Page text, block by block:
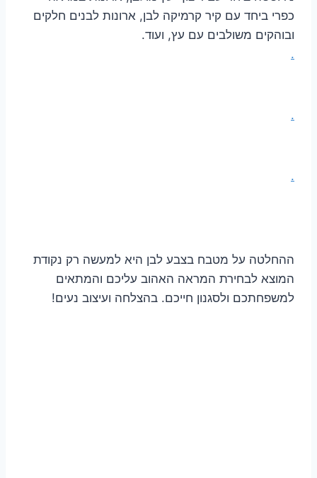
כפרי ביחד עם קיר קרמיקה לבן, ארונות לבנים חלקים
ובוהקים משולבים עם עץ, ועוד.
.
.
.
ההחלטה על מטבח בצבע לבן היא למעשה רק נקודת
המוצא לבחירת המראה האהוב עליכם והמתאים
למשפחתכם ולסגנון חייכם. בהצלחה ועיצוב נעים!